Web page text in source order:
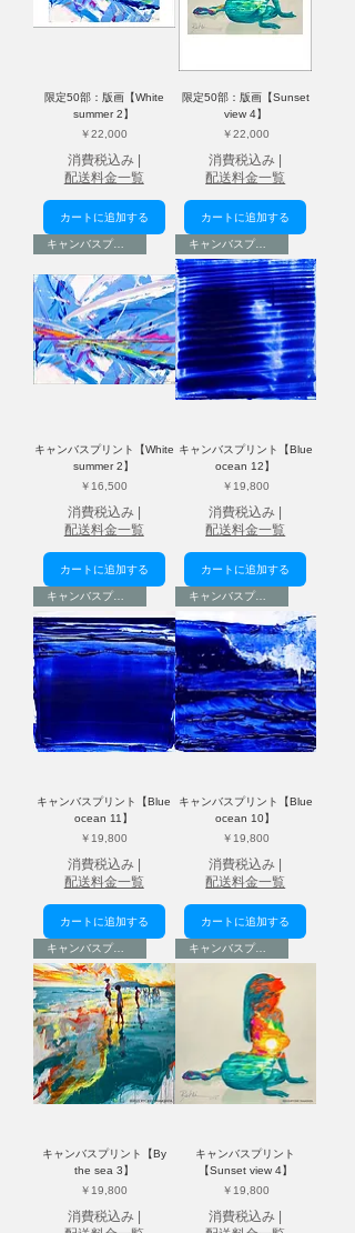
限定50部：版画【White
summer 2】
価格
￥22,000
消費税込み|
配送料金一覧
カートに追加する
限定50部：版画【Sunset
view 4】
価格
￥22,000
消費税込み
配送料金一覧
カートに追加する
キャンバスプリント
キャンバスプリント【White
summer 2】
価格
￥16,500
消費税込み|
配送料金一覧
カートに追加する
キャンバスプリント
キャンバスプリント【Blue
ocean 12】
価格
￥19,800
消費税込み
配送料金一覧
カートに追加する
キャンバスプリント
キャンバスプリント【Blue
ocean 11】
価格
￥19,800
消費税込み|
配送料金一覧
カートに追加する
キャンバスプリント
キャンバスプリント【Blue
ocean 10】
価格
￥19,800
消費税込み
配送料金一覧
カートに追加する
キャンバスプリント
キャンバスプリント【By
the sea 3】
価格
￥19,800
消費税込み|
キャンバスプリント
キャンバスプリント
【Sunset view 4】
価格
￥19,800
消費税込み